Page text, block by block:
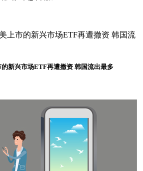
新兴市场ETF再遭撤资 韩国流出最多